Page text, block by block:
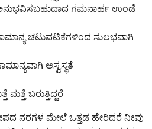
ಗಮನಾರ್ಹ ಉಂಡೆ
ಚಟುವಟಿಕೆಗಳಿಂದ ಸುಲಭವಾಗಿ
ಅಸ್ವಸ್ಥತೆ
ಮತ್ತೆ ಬರುತ್ತಿದ್ದರೆ
ನರಗಳ ಮೇಲೆ ಒತ್ತಡ ಹೇರಿದರೆ ನೀವು